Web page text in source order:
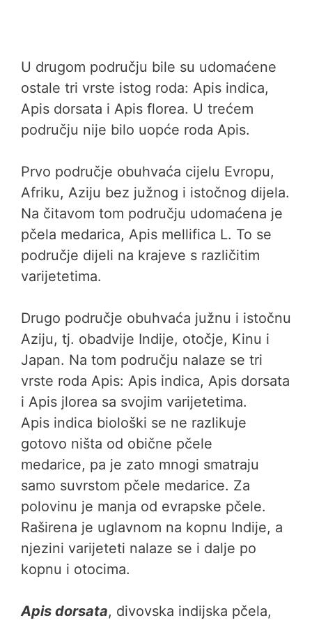
U drugom području bile su udomaćene
ostale tri vrste istog roda: Apis indica,
Apis dorsata i Apis florea. U trećem
području nije bilo uopće roda Apis.
Prvo područje obuhvaća cijelu Evropu,
Afriku, Aziju bez južnog i istočnog dijela.
Na čitavom tom području udomaćena je
pčela medarica, Apis mellifica L. To se
područje dijeli na krajeve s različitim
varijetetima.
Drugo područje obuhvaća južnu i istočnu
Aziju, tj. obadvije Indije, otočje, Kinu i
Japan. Na tom području nalaze se tri
vrste roda Apis: Apis indica, Apis dorsata
i Apis jlorea sa svojim varijetetima.
Apis indica biološki se ne razlikuje
gotovo ništa od obične pčele
medarice, pa je zato mnogi smatraju
samo suvrstom pčele medarice. Za
polovinu je manja od evrapske pčele.
Raširena je uglavnom na kopnu Indije, a
njezini varijeteti nalaze se i dalje po
kopnu i otocima.
Apis dorsata, divovska indijska pčela,